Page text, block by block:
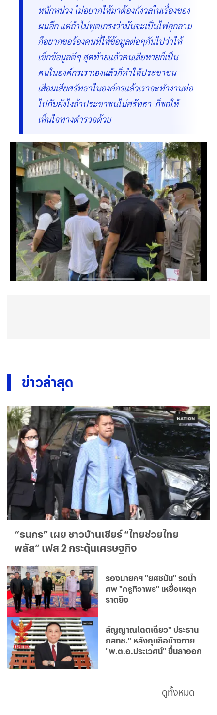
หนักหน่วง ไม่อยากให้มาต้องกังวลในเรื่องของ
ผมอีก แต่ถ้าไม่พูดเกรงว่ามันจะเป็นไฟลุกลาม
ก็อยากขอร้องคนที่ให้ข้อมูลต่อๆกันไปว่าให้
เช็กข้อมูลดีๆ สุดท้ายแล้วคนเสียหายก็เป็น
คนในองค์กรเราเองแล้วก็ทำให้ประชาชน
เสื่อมเสียศรัทธาในองค์กรแล้วเราจะทำงานต่อ
ไปกันยังไงถ้าประชาชนไม่ศรัทธา ก็ขอให้
เห็นใจทางตำรวจด้วย
ข่าวล่าสุด
“ธนกร” เผย ชาวบ้านเชียร์ “ไทยช่วยไทย
พลัส” เฟส 2 กระตุ้นเศรษฐกิจ
รองนายกฯ "ยศชนัน" รดน้ำ
ศพ "ครูทิวาพร" เหยื่อเหตุก
ราดยิง
สัญญาณโดดเดี่ยว" ประธาน
กสทช." หลังกุนซือข้างกาย
"พ.ต.อ.ประเวศน์" ยื่นลาออก
ดูทั้งหมด